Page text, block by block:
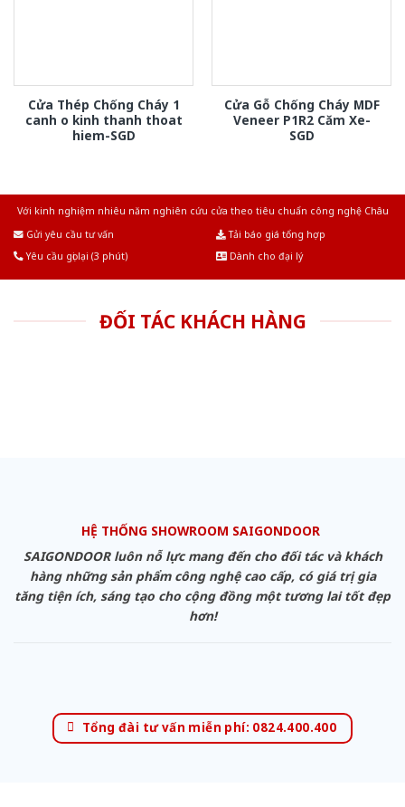
Cửa Thép Chống Cháy 1
canh o kinh thanh thoat
hiem-SGD
Cửa Gỗ Chống Cháy MDF
Veneer P1R2 Căm Xe-
SGD
Với kinh nghiệm nhiêu năm nghiên cứu cửa theo tiêu chuẩn công nghệ Châu
Gửi yêu cầu tư vấn
Tải báo giá tổng hợp
Yêu cầu gọi lại (3 phút)
Dành cho đại lý
ĐỐI TÁC KHÁCH HÀNG
HỆ THỐNG SHOWROOM SAIGONDOOR
SAIGONDOOR luôn nỗ lực mang đến cho đối tác và khách
hàng những sản phẩm công nghệ cao cấp, có giá trị gia
tăng tiện ích, sáng tạo cho cộng đồng một tương lai tốt đẹp
hơn!
Tổng đài tư vấn miễn phí: 0824.400.400